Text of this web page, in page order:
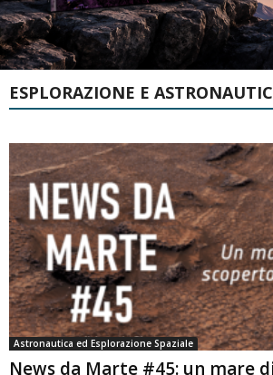
ESPLORAZIONE E
Astronautica ed Esplorazione Spaziale
News da Marte #45: un mare